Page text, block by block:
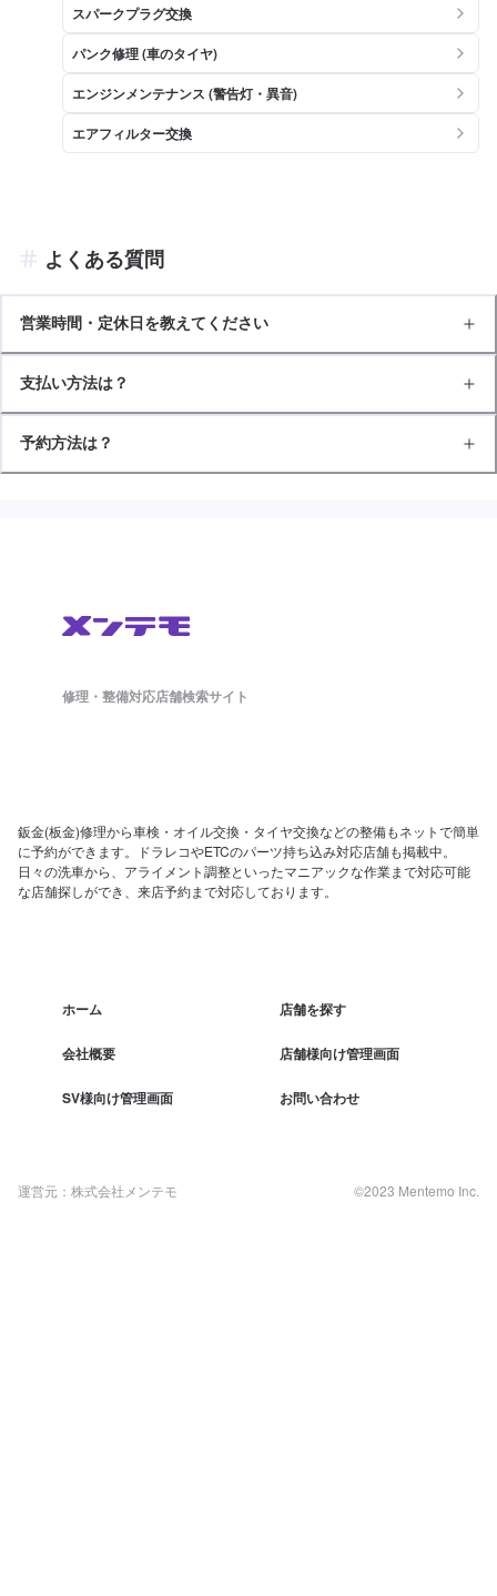
スパークプラグ交換
パンク修理 (車のタイヤ)
エンジンメンテナンス (警告灯・異音)
エアフィルター交換
よくある質問
営業時間・定休日を教えてください
支払い方法は？
予約方法は？
修理・整備対応店舗検索サイト
鈑金(板金)修理から車検・オイル交換・タイヤ交換などの整備もネットで簡単
に予約ができます。ドラレコやETCのパーツ持ち込み対応店舗も掲載中。
日々の洗車から、アライメント調整といったマニアックな作業まで対応可能
な店舗探しができ、来店予約まで対応しております。
ホーム 店舗を探す
会社概要 店舗様向け管理画面
SV様向け管理画面 お問い合わせ
運営元：株式会社メンテモ ©2023 Mentemo Inc.